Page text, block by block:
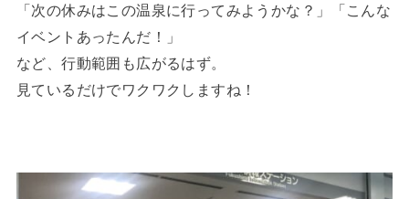
「次の休みはこの温泉に行ってみようかな？」「こんな
イベントあったんだ！」
など、行動範囲も広がるはず。
見ているだけでワクワクしますね！